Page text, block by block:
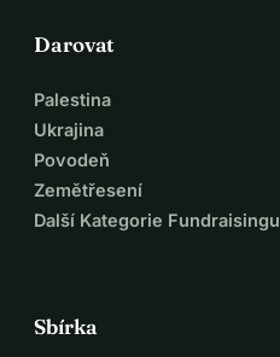
Darovat
Palestina
Ukrajina
Povodeň
Zemětřesení
Další Kategorie Fundraisingu
Sbírka